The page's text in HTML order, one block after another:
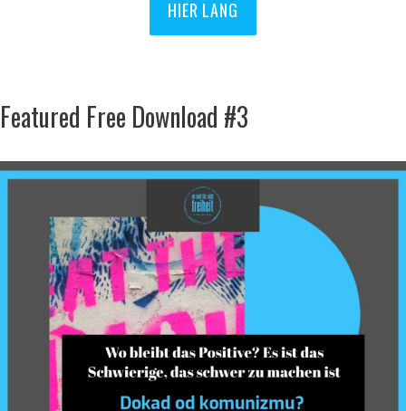
HIER LANG
Featured Free Download #3